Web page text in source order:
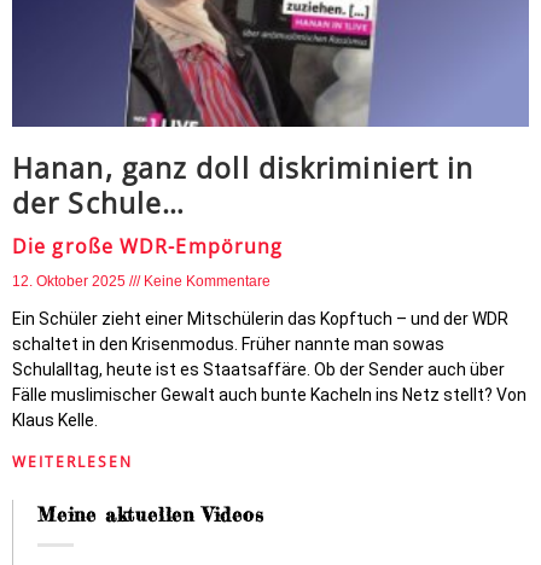
Hanan, ganz doll diskriminiert in
der Schule…
Die große WDR-Empörung
12. Oktober 2025 Keine Kommentare
Ein Schüler zieht einer Mitschülerin das Kopftuch – und der WDR
schaltet in den Krisenmodus. Früher nannte man sowas
Schulalltag, heute ist es Staatsaffäre. Ob der Sender auch über
Fälle muslimischer Gewalt auch bunte Kacheln ins Netz stellt? Von
Klaus Kelle.
WEITERLESEN
Meine aktuellen Videos